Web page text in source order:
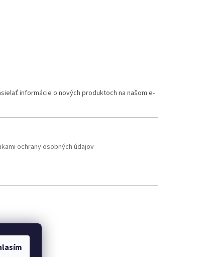
informácie o nových produktoch na našom e-
ochrany osobných údajov